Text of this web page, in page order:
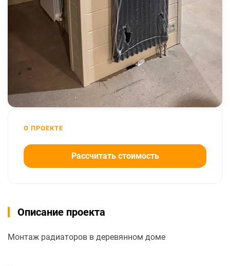
О ПРОЕКТЕ
Рассчитать стоимость
Описание проекта
Монтаж радиаторов в деревянном доме